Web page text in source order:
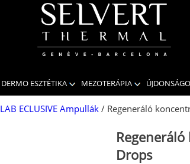
DERMO ESZTÉTIKA MEZOTERÁPIA
LAB ECLUSIVE Ampullák / Regeneráló
Drops